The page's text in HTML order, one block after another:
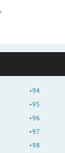
+94
+95
+96
+97
+98